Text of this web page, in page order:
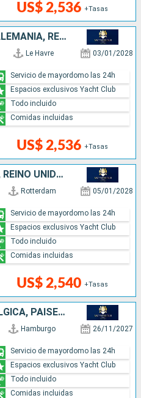
US$ 2,536 +Tasas
BÉLGICA, PAISES BAJOS, ALEMANIA, REINO UNIDO, FRANCIA
Le Havre 03/01/2028
US$ 2,536 +Tasas
Servicio de mayordomo las 24h
Espacios exclusivos Yacht Club
Todo incluido
Comidas incluidas
PAISES BAJOS, ALEMANIA, REINO UNIDO, FRANCIA, BÉLGICA
Rotterdam 05/01/2028
US$ 2,540 +Tasas
Servicio de mayordomo las 24h
Espacios exclusivos Yacht Club
Todo incluido
Comidas incluidas
REINO UNIDO, FRANCIA, BÉLGICA, PAISES BAJOS, ALEMANIA
Hamburgo 26/11/2027
Servicio de mayordomo las 24h
Espacios exclusivos Yacht Club
Todo incluido
Comidas incluidas